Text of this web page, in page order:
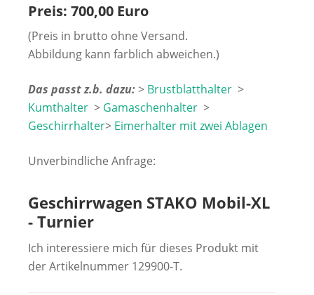
Preis: 700,00 Euro
(Preis in brutto ohne Versand.
Abbildung kann farblich abweichen.)
Das passt z.b. dazu:> Brustblatthalter >
Kumthalter > Gamaschenhalter >
Geschirrhalter> Eimerhalter mit zwei Ablagen
Unverbindliche Anfrage:
Geschirrwagen STAKO Mobil-XL
- Turnier
Ich interessiere mich für dieses Produkt mit
der Artikelnummer 129900-T.